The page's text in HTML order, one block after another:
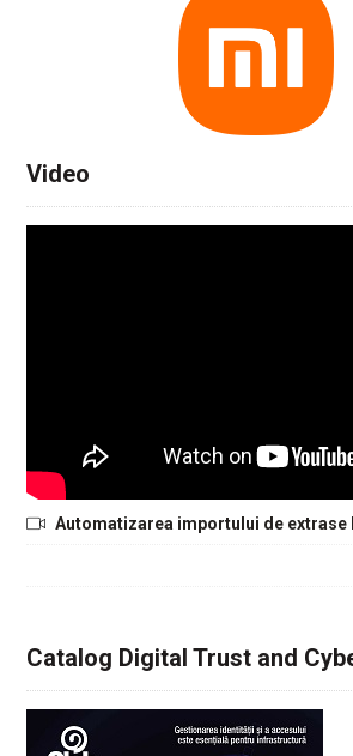
Video
Automatizarea importului de extrase
Catalog Digital Trust and